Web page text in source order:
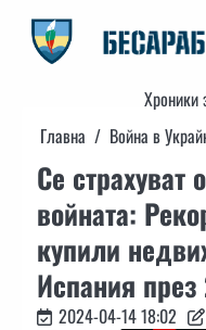
content
Хроники
Главна
Война в
Се страхуват
войната:
купили
Испания през
2024-04-14 18:02